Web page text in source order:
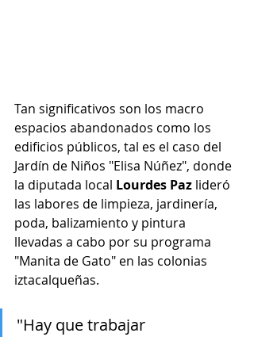
Tan significativos son los macro
espacios abandonados como los
edificios públicos, tal es el caso del
Jardín de Niños "Elisa Núñez", donde
la diputada local Lourdes Paz lideró
las labores de limpieza, jardinería,
poda, balizamiento y pintura
llevadas a cabo por su programa
"Manita de Gato" en las colonias
iztacalqueñas.
"Hay que trabajar